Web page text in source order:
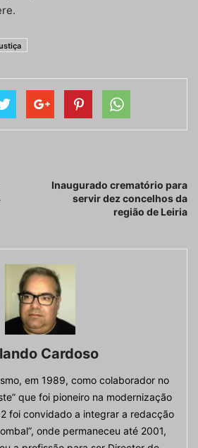
Inaugurado crematório para
servir dez concelhos da
região de Leiria
Cardoso
em 1989, como colaborador no
que foi pioneiro na modernização
foi convidado a integrar a redacção
onde permaneceu até 2001,